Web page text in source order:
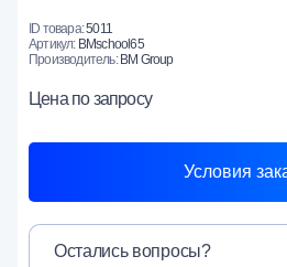
ID товара:5011
Артикул: BMschool65
Производитель:BM Group
Цена по запросу
Условия
Остались вопросы?